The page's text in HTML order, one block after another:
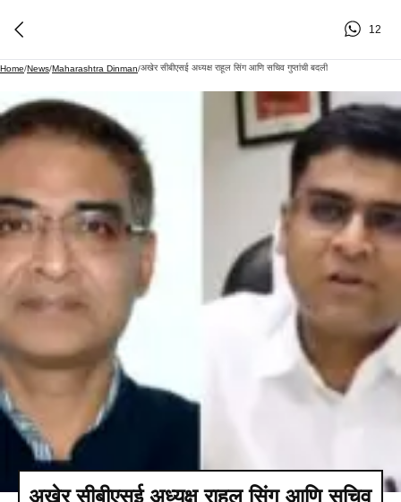
12
Home/News/Maharashtra Dinman/अखेर सीबीएसई अध्यक्ष राहूल सिंग आणि सचिव गुप्तांची बदली
अखेर सीबीएसई अध्यक्ष राहूल सिंग आणि सचिव